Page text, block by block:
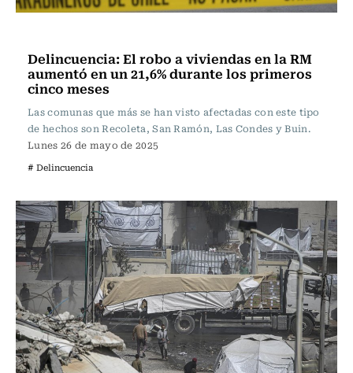
Delincuencia: El robo a viviendas en la RM
aumentó en un 21,6% durante los primeros
cinco meses
Las comunas que más se han visto afectadas con este tipo
de hechos son Recoleta, San Ramón, Las Condes y Buin.
Lunes 26 de mayo de 2025
# Delincuencia